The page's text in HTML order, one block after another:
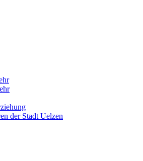
der Stadt Uelzen